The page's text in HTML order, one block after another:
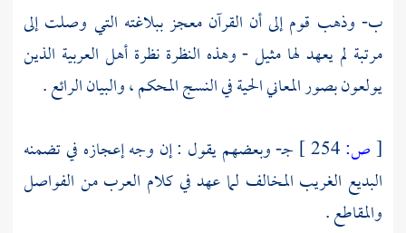
ب- وذهب قوم إلى أن القرآن معجز ببلاغته التي وصلت إلى
مرتبة لم يعهد لها مثيل - وهذه النظرة نظرة أهل العربية الذين
يولعون بصور المعاني الحية في النسج المحكم ، والبيان الرائع .
[ص:
جـ- وبعضهم يقول : إن وجه إعجازه في تضمنه
البديع الغريب المخالف لما عهد في كلام العرب من الفواصل
والمقاطع .